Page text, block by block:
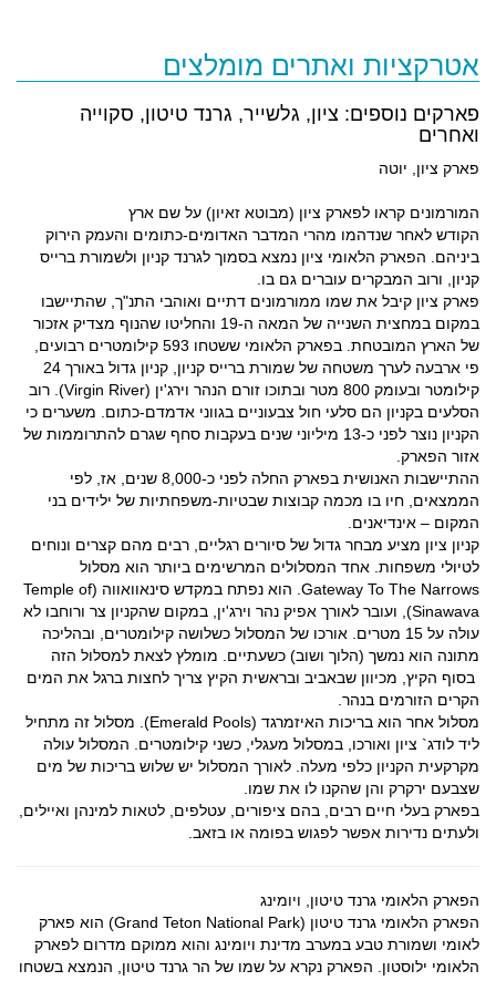
אטרקציות ואתרים מומלצים
פארקים נוספים: ציון, גלשייר, גרנד טיטון, סקוייה
ואחרים
פארק ציון, יוטה
המורמונים קראו לפארק ציון (מבוטא זאיון) על שם ארץ
הקודש לאחר שנדהמו מהרי המדבר האדומים-כתומים והעמק הירוק
ביניהם. הפארק הלאומי ציון נמצא בסמוך לגרנד קניון ולשמורת ברייס
קניון, ורוב המבקרים עוברים גם בו.
פארק ציון קיבל את שמו ממורמונים דתיים ואוהבי התנ"ך, שהתיישבו
במקום במחצית השנייה של המאה ה-19 והחליטו שהנוף מצדיק אזכור
של הארץ המובטחת. בפארק הלאומי ששטחו 593 קילומטרים רבועים,
פי ארבעה לערך משטחה של שמורת ברייס קניון, קניון גדול באורך 24
קילומטר ובעומק 800 מטר ובתוכו זורם הנהר וירג'ין (Virgin River). רוב
הסלעים בקניון הם סלעי חול צבעוניים בגווני אדמדם-כתום. משערים כי
הקניון נוצר לפני כ-13 מיליוני שנים בעקבות סחף שגרם להתרוממות של
אזור הפארק.
ההתיישבות האנושית בפארק החלה לפני כ-8,000 שנים, אז, לפי
הממצאים, חיו בו מכמה קבוצות שבטיות-משפחתיות של ילידים בני
המקום – אינדיאנים.
קניון ציון מציע מבחר גדול של סיורים רגליים, רבים מהם קצרים ונוחים
לטיולי משפחות. אחד המסלולים המרשימים ביותר הוא מסלול
Gateway To The Narrows. הוא נפתח במקדש סינאוואווה (Temple of
Sinawava), ועובר לאורך אפיק נהר וירג'ין, במקום שהקניון צר ורוחבו לא
עולה על 15 מטרים. אורכו של המסלול כשלושה קילומטרים, ובהליכה
מתונה הוא נמשך (הלוך ושוב) כשעתיים. מומלץ לצאת למסלול הזה
בסוף הקיץ, מכיוון שבאביב ובראשית הקיץ צריך לחצות ברגל את המים
הקרים הזורמים בנהר.
מסלול אחר הוא בריכות האיזמרגד (Emerald Pools). מסלול זה מתחיל
ליד לודג` ציון ואורכו, במסלול מעגלי, כשני קילומטרים. המסלול עולה
מקרקעית הקניון כלפי מעלה. לאורך המסלול יש שלוש בריכות של מים
שצבעם ירקרק והן שהקנו לו את שמו.
בפארק בעלי חיים רבים, בהם ציפורים, עטלפים, לטאות למינהן ואיילים,
ולעתים נדירות אפשר לפגוש בפומה או בזאב.
הפארק הלאומי גרנד טיטון, ויומינג
הפארק הלאומי גרנד טיטון (Grand Teton National Park) הוא פארק
לאומי ושמורת טבע במערב מדינת ויומינג והוא ממוקם מדרום לפארק
הלאומי ילוסטון. הפארק נקרא על שמו של הר גרנד טיטון, הנמצא בשטחו